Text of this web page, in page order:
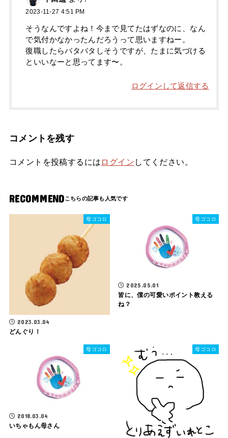
2023-11-27 4:51 PM
そうなんですよね！今まで見てたはずなのに、なん
で気付かなかったんだろうって思いますねー。
復職したらバタバタしそうですが、たまに気づける
といいなーと思ってます〜。
ログインして返信する
コメントを残す
コメントを投稿するには ログイン してください。
RECOMMEND
母ゴコロ
2023.03.04
どんぐり！
母ゴコロ
2025.05.01
皆に、僕の可愛いポイント教える
ね？
母ゴコロ
2018.03.04
いちゃもん母さん
母ゴコロ